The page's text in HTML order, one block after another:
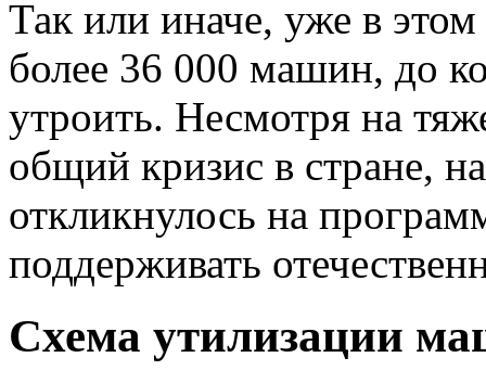
Так или иначе, уже в
более 36 000 машин, до
утроить. Несмотря на
общий кризис в стране,
откликнулось на
поддерживать
Схема утилизации